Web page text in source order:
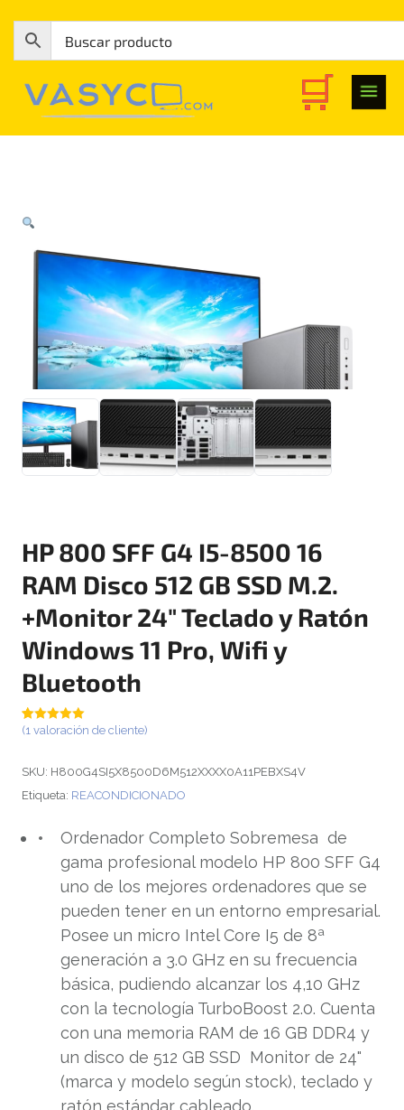
HP 800 SFF G4 I5-8500 16
RAM Disco 512 GB SSD M.2.
+Monitor 24″ Teclado y Ratón
Windows 11 Pro, Wifi y
Bluetooth
Valorado
con5.00de
1
de un cliente
(1 valoración de cliente)
SKU: H800G4SI5X8500D6M512XXXX0A11PEBXS4V
Etiqueta: REACONDICIONADO
Ordenador Completo Sobremesa de
gama profesional modelo HP 800 SFF G4
uno de los mejores ordenadores que se
pueden tener en un entorno empresarial.
Posee un micro Intel Core I5 de 8ª
generación a 3.0 GHz en su frecuencia
básica, pudiendo alcanzar los 4,10 GHz
con la tecnología TurboBoost 2.0. Cuenta
con una memoria RAM de 16 GB DDR4 y
un disco de 512 GB SSD Monitor de 24"
(marca y modelo según stock), teclado y
ratón estándar cableado.